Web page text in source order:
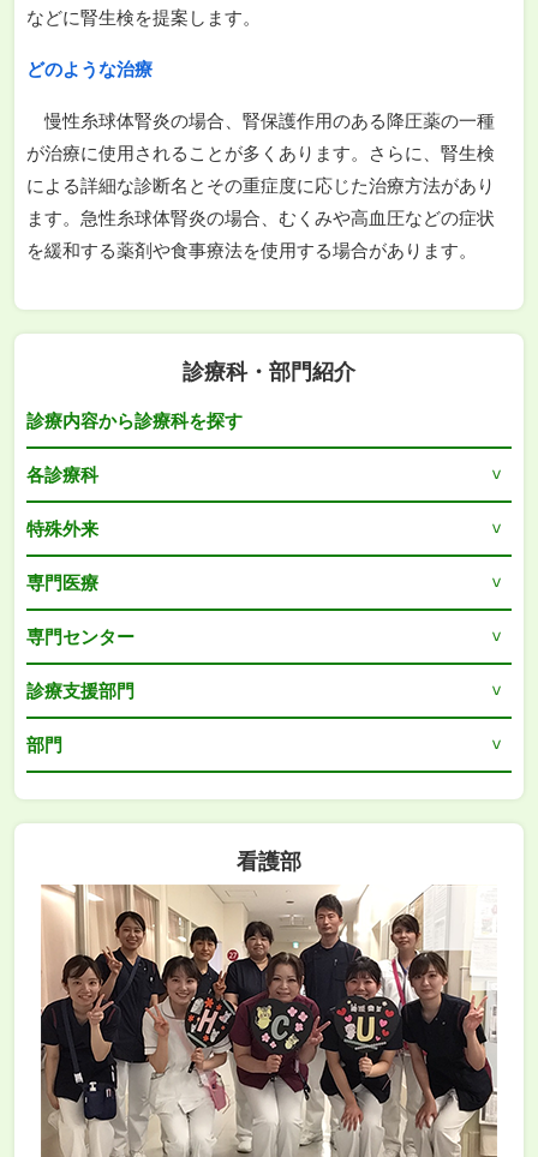
などに腎生検を提案します。
どのような治療
慢性糸球体腎炎の場合、腎保護作用のある降圧薬の一種
が治療に使用されることが多くあります。さらに、腎生検
による詳細な診断名とその重症度に応じた治療方法があり
ます。急性糸球体腎炎の場合、むくみや高血圧などの症状
を緩和する薬剤や食事療法を使用する場合があります。
診療科・部門紹介
診療内容から診療科を探す
各診療科
特殊外来
専門医療
専門センター
診療支援部門
部門
看護部